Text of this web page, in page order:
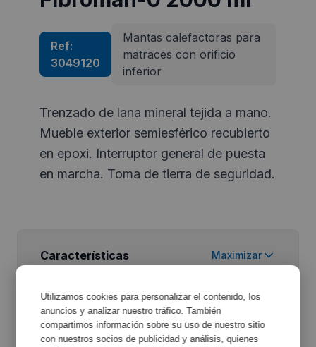
Ref:
3049120
Mantas calefactoras para
matraces con orificio
inferior
Trenzado de lana mineral tejida a mano.
Mueble exterior semiesférico recubierto
en epoxi. Interruptor general de puesta
en marcha. Toma de tierra de seguridad.
Características Maximizar
Especificaciones del Equipo Maximizar
Utilizamos cookies para personalizar el contenido, los
anuncios y analizar nuestro tráfico. También
compartimos información sobre su uso de nuestro sitio
con nuestros socios de publicidad y análisis, quienes